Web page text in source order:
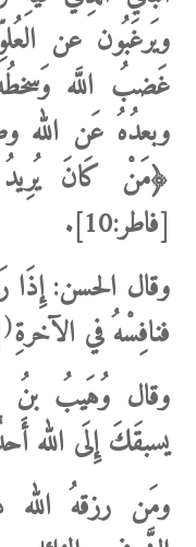
ويَرغَبُون عن
غَضبُ اللَّه
وبعدُهُ عَن الله
﴿مَنْ كَانَ يُرِيدُ
[فاطر:10].
وقال الحسن:إِذَا
فنافِسْهُ في الآخرةِ(
وقالوُهَيبُ بنُ
يسبقَكَ إِلَى الله
ومَن رزقهُ